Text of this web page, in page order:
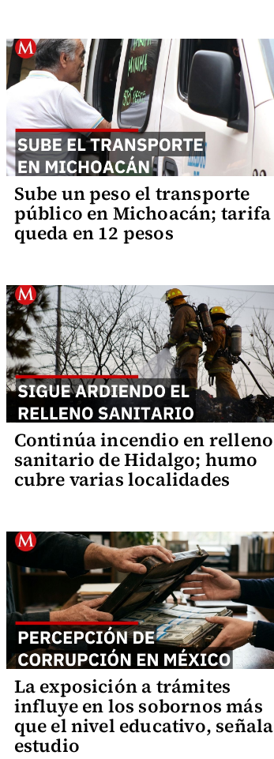
Sube un peso el transporte
público en Michoacán; tarifa
queda en 12 pesos
Continúa incendio en relleno
sanitario de Hidalgo; humo
cubre varias localidades
La exposición a trámites
influye en los sobornos más
que el nivel educativo, señala
estudio